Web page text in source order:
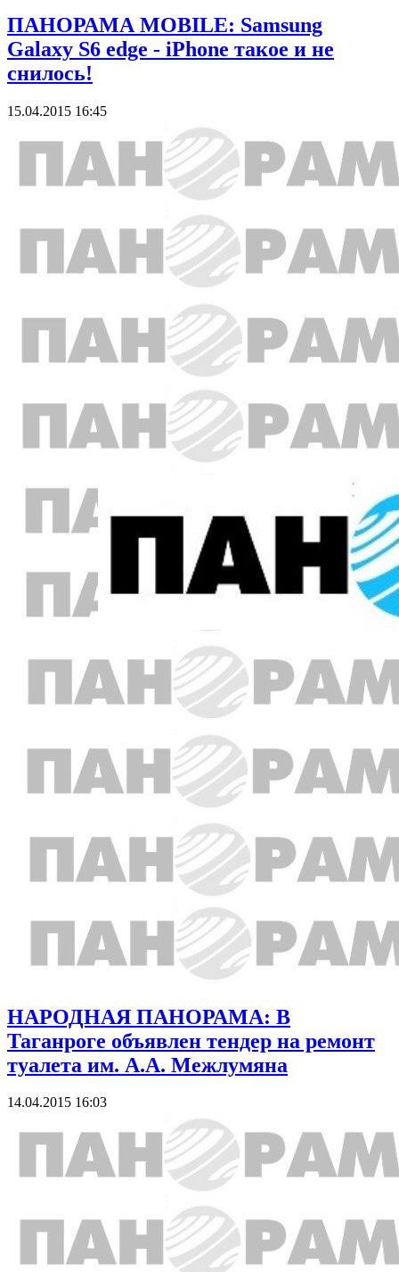
ПАНОРАМА MOBILE: Samsung
Galaxy S6 edge - iPhone такое и не
снилось!
15.04.2015 16:45
НАРОДНАЯ ПАНОРАМА: В
Таганроге объявлен тендер на ремонт
туалета им. А.А. Межлумяна
14.04.2015 16:03